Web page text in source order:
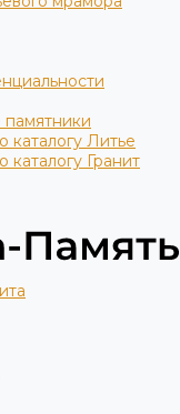
каталогу Литье
каталогу Гранит